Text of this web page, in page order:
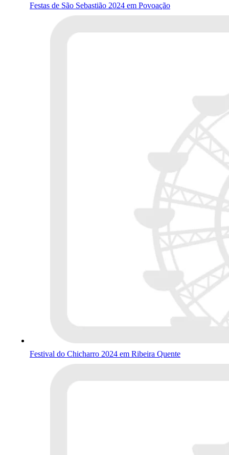
Festas de São Sebastião 2024 em Povoação
Festival do Chicharro 2024 em Ribeira Quente